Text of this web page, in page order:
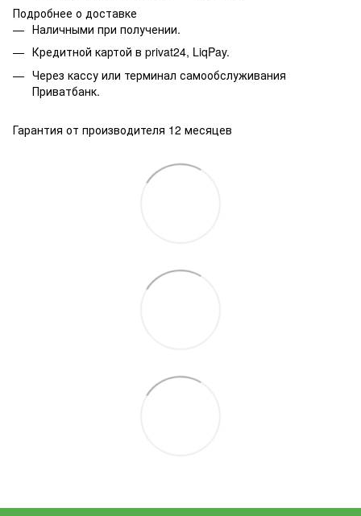
Подробнее о доставке
Наличными при получении.
Кредитной картой в privat24, LiqPay.
Через кассу или терминал самообслуживания
Приватбанк.
Гарантия от производителя 12 месяцев